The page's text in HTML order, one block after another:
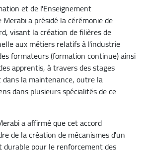
et de l'Enseignement
a présidé la cérémonie de
visant la création de filières de
aux métiers relatifs à l'industrie
formateurs (formation continue) ainsi
apprentis, à travers des stages
la maintenance, outre la
dans plusieurs spécialités de ce
a affirmé que cet accord
de la création de mécanismes d'un
pour le renforcement des